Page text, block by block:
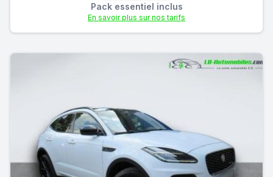
Pack essentiel inclus
En savoir plus sur nos tarifs